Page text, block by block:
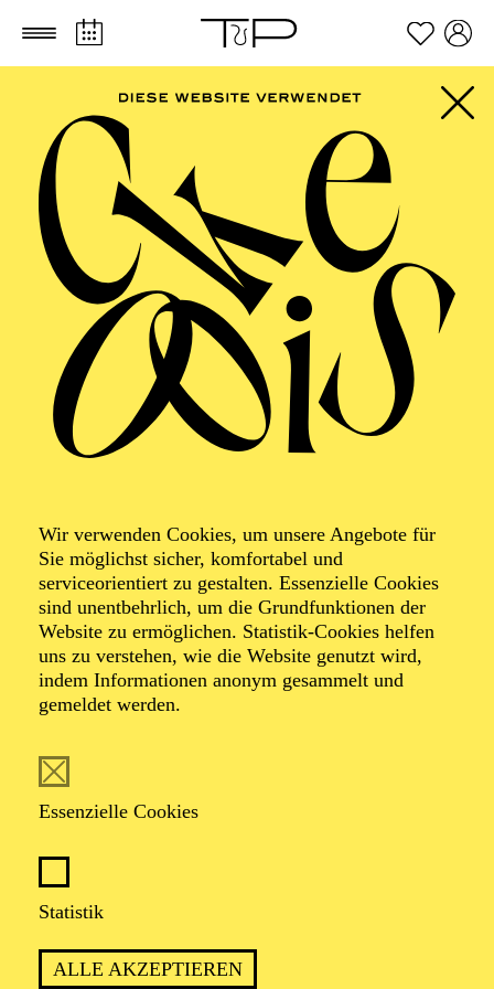
Zum Hauptinhalt springen Zum Footer springen
Wir verwenden Cookies, um unsere Angebote für
Sie möglichst sicher, komfortabel und
serviceorientiert zu gestalten. Essenzielle Cookies
sind unentbehrlich, um die Grundfunktionen der
Website zu ermöglichen. Statistik-Cookies helfen
uns zu verstehen, wie die Website genutzt wird,
indem Informationen anonym gesammelt und
gemeldet werden.
Essenzielle Cookies
Statistik
ALLE AKZEPTIEREN
Foto: Benne Ochs
Heiko Trinsinger
Dresdner Kreuzchores, studierte Gesang an der